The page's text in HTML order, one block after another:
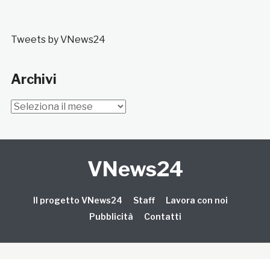
Tweets by VNews24
Archivi
Archivi
VNews24
Il progetto VNews24 Staff
Lavora con noi
Pubblicità
Contatti